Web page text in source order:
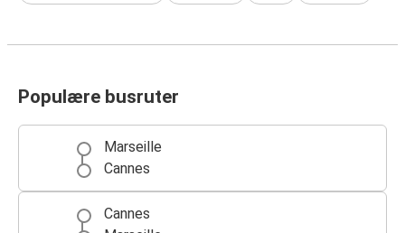
Populære busruter
Marseille
Cannes
Cannes